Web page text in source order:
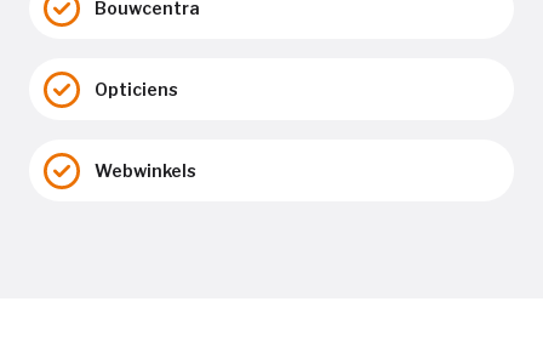
Bouwcentra
Opticiens
Webwinkels